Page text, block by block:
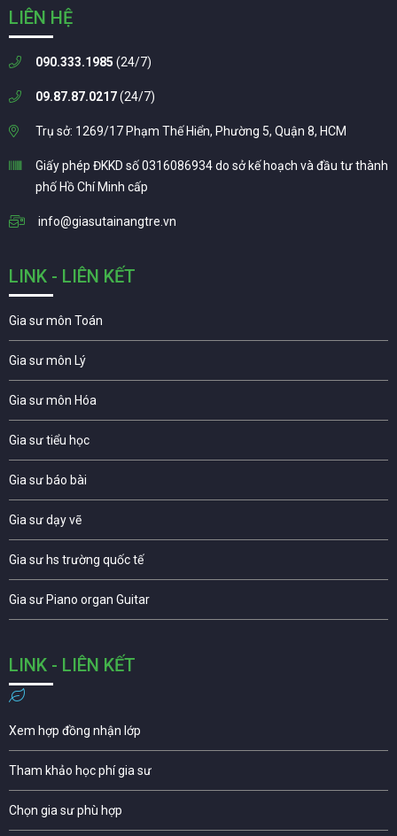
LIÊN HỆ
090.333.1985 (24/7)
09.87.87.0217(24/7)
Trụ sở: 1269/17 Phạm Thế Hiển, Phường 5, Quận 8, HCM
Giấy phép ĐKKD số 0316086934 do sở kế hoạch và đầu tư thành
phố Hồ Chí Minh cấp
info@giasutainangtre.vn
LINK - LIÊN KẾT
Gia sư môn Toán
Gia sư môn Lý
Gia sư môn Hóa
Gia sư tiểu học
Gia sư báo bài
Gia sư dạy vẽ
Gia sư hs trường quốc tế
Gia sư Piano organ Guitar
LINK - LIÊN KẾT
Xem hợp đồng nhận lớp
Tham khảo học phí gia sư
Chọn gia sư phù hợp